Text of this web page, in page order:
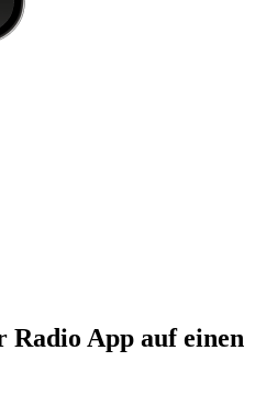
Radio App auf einen